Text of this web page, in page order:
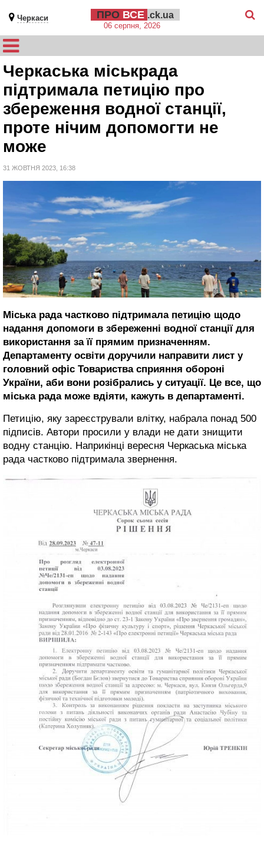
Черкаси ПРО ВСЕ .ck.ua
06 серпня, 2026
Черкаська міськрада
підтримала петицію про
збереження водної станції,
проте нічим допомогти не
може
31 ЖОВТНЯ 2023, 16:38
Міська рада частково підтримала петицію щодо
надання допомоги в збереженні водної станції для
використання за її прямим призначенням.
Департаменту освіти доручили направити лист у
головний офіс Товариства сприяння обороні
України, аби вони розібрались у ситуації. Це все, що
міська рада може вдіяти, кажуть в департаменті.
Петицію, яку зареєстрували влітку, набрала понад 500
підписів. Автори просили у влади не дати знищити
водну станцію. Наприкінці вересня Черкаська міська
рада частково підтримала звернення.